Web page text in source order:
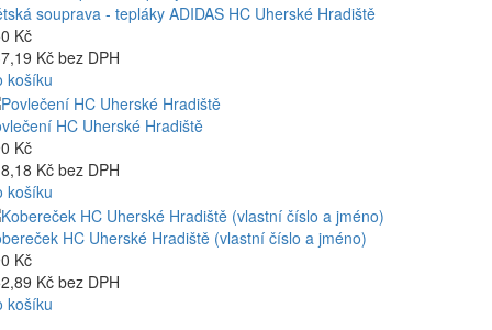
souprava - tepláky ADIDAS HC Uherské Hradiště
Kč
Kč bez DPH
košíku
HC Uherské Hradiště
Kč
Kč bez DPH
košíku
HC Uherské Hradiště (vlastní číslo a jméno)
Kč
Kč bez DPH
košíku